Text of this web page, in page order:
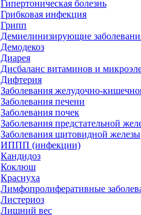
Гипертоническая болезнь
Грибковая инфекция
Грипп
Демиелинизирующие
Демодекоз
Диарея
Дисбаланс витаминов и
Дифтерия
Заболевания желудочно-
Заболевания печени
Заболевания почек
Заболевания предстательной
Заболевания щитовидной железы
ИППП (инфекции)
Кандидоз
Коклюш
Краснуха
Лимфопролиферативные
Листериоз
Лишний вес